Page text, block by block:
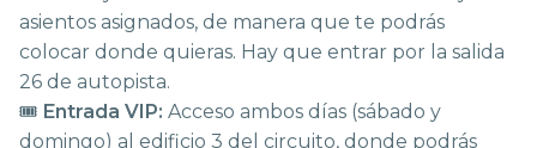
asientos asignados, de manera que te podrás
colocar donde quieras. Hay que entrar por la salida
26 de autopista.
🎟️ Entrada VIP: Acceso ambos días (sábado y
domingo) al edificio 3 del circuito, donde podrás